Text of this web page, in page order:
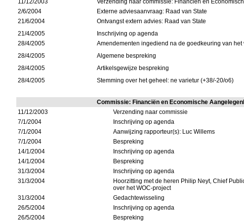
11/12/2003
Verzending naar commissie: Financiën en
2/6/2004
Externe adviesaanvraag: Raad van State
21/6/2004
Ontvangst extern advies: Raad van State
21/4/2005
Inschrijving op agenda
28/4/2005
Amendementen ingediend na de goedkeuring van het
28/4/2005
Algemene bespreking
28/4/2005
Artikelsgewijze bespreking
28/4/2005
Stemming over het geheel: ne varietur (+38/-20/o6)
Commissie: Financiën en Economische
11/12/2003
Verzending naar commissie
7/1/2004
Inschrijving op agenda
7/1/2004
Aanwijzing rapporteur(s): Luc Willems
7/1/2004
Bespreking
14/1/2004
Inschrijving op agenda
14/1/2004
Bespreking
31/3/2004
Inschrijving op agenda
31/3/2004
Hoorzitting met de heren Philip Neyt, Chief
over het WOC-project
31/3/2004
Gedachtewisseling
26/5/2004
Inschrijving op agenda
26/5/2004
Bespreking